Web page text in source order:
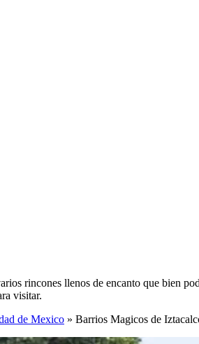
rincones llenos de encanto que bien
visitar.
de Mexico » Barrios Magicos de